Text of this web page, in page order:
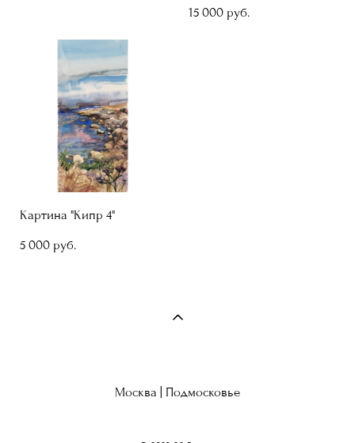
15 000 pуб.
Картина "Кипр 4"
5 000 pуб.
Москва | Подмосковье